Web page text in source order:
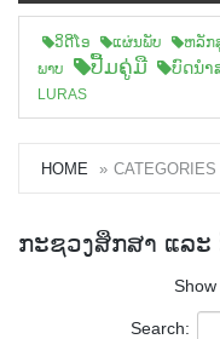
ວິດີໂອ ແຜ່ນພັບ ຫລັກ
ພາບ
ປື້ມຄູ່ມື ບົດນຳ
LURAS
HOME CATEGORIES
ກະຊວງສຶກສາ ແລະ
Show
Search: